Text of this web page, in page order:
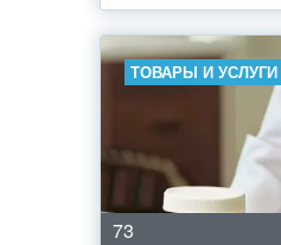
ТОВАРЫ И УСЛУГИ
73